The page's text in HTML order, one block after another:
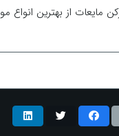
از بهترین انواع